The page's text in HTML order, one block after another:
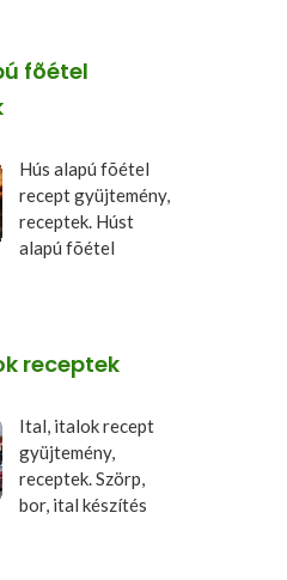
fõétel
Hús alapú fõétel
recept gyüjtemény,
receptek. Húst
alapú fõétel
receptek
Ital, italok recept
gyüjtemény,
receptek. Szörp,
bor, ital készítés